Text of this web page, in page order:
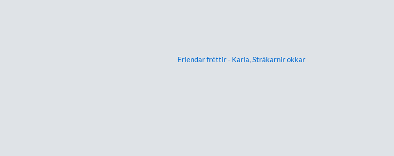
Erlendar fréttir - Karla,Strákarnir okkar